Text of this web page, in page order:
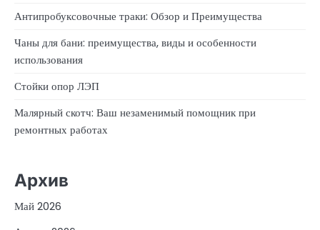
Антипробуксовочные траки: Обзор и Преимущества
Чаны для бани: преимущества, виды и особенности
использования
Стойки опор ЛЭП
Малярный скотч: Ваш незаменимый помощник при
ремонтных работах
Архив
Май 2026